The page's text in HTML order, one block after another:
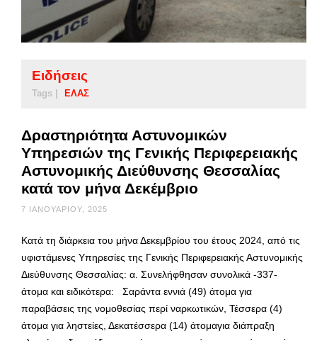
Ειδήσεις
Tags | ΕΛΑΣ
Δραστηριότητα Αστυνομικών
Υπηρεσιών της Γενικής Περιφερειακής
Αστυνομικής Διεύθυνσης Θεσσαλίας
κατά τον μήνα Δεκέμβριο
7 ΙΑΝΟΥΑΡΊΟΥ, 2025
Κατά τη διάρκεια του μήνα Δεκεμβρίου του έτους 2024, από τις
υφιστάμενες Υπηρεσίες της Γενικής Περιφερειακής Αστυνομικής
Διεύθυνσης Θεσσαλίας: α. Συνελήφθησαν συνολικά -337-
άτομα και ειδικότερα: Σαράντα εννιά (49) άτομα για
παραβάσεις της νομοθεσίας περί ναρκωτικών, Τέσσερα (4)
άτομα για ληστείες, Δεκατέσσερα (14) άτομαγια διάπραξη